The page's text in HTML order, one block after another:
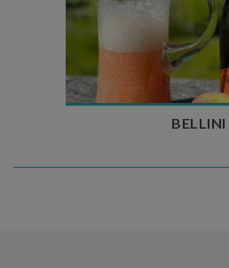
Temps de
Nombre de
BELLINI